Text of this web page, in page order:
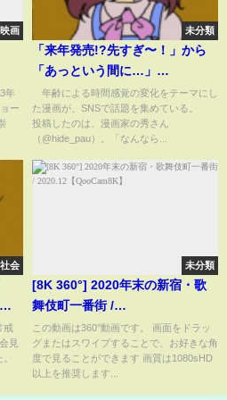
映画
年
ー
未分類
「来年発売!?先すぎ〜！」から
「あっという間に…」
→“昔”と“今”の時間感覚の変化
がまさかの結末(ABEMA TIMES)
年齢による時間感覚の変化をテーマにし
た漫画が、SNSで話題を集めている。
投稿したのは、漫画家の秀さん
（@hide_pau）。「なんなら...
社会
つ
戒
見
未分類
[8K 360°] 2020年末の新宿・歌
舞伎町一番街 /
2020.12【QooCam8K】
この動画は360°動画です。 画面をドラッ
グまたはスワイプすることで、お好きな角
度で見ることができます 画質は1080sHD
以上を推奨します...